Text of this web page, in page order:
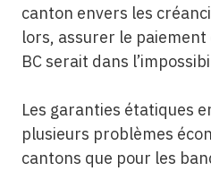
canton envers les
lors, assurer le
BC serait dans
Les garanties étatiques
plusieurs problèmes
cantons que pour les